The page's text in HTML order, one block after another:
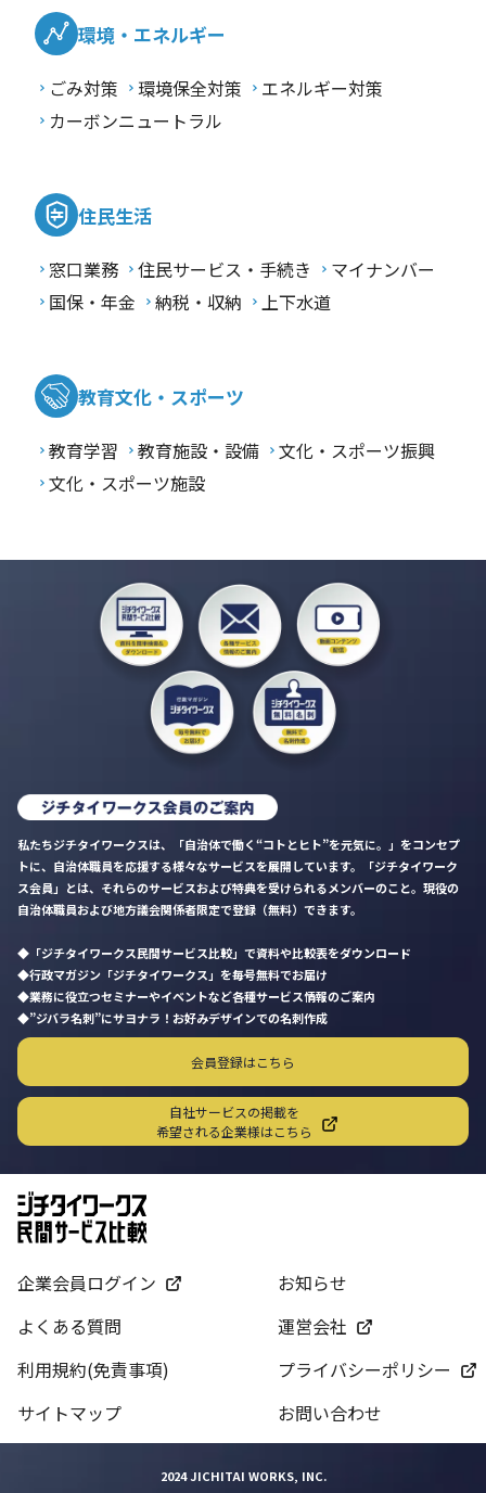
環境・エネルギー
ごみ対策 環境保全対策
エネルギー対策
カーボンニュートラル
住民生活
窓口業務 住民サービス・手続き
マイナンバー
国保・年金
納税・収納 上下水道
教育文化・スポーツ
教育学習 教育施設・設備
文化・スポーツ振興
文化・スポーツ施設
私たちジチタイワークスは、「自治体で働く“コトとヒト”を元気に。」をコンセプ
トに、自治体職員を応援する様々なサービスを展開しています。「ジチタイワーク
ス会員」とは、それらのサービスおよび特典を受けられるメンバーのこと。現役の
自治体職員および地方議会関係者限定で登録（無料）できます。
「ジチタイワークス民間サービス比較」で資料や比較表をダウンロード
行政マガジン「ジチタイワークス」を毎号無料でお届け
業務に役立つセミナーやイベントなど各種サービス情報のご案内
”ジバラ名刺”にサヨナラ！お好みデザインでの名刺作成
会員登録はこちら
自社サービスの掲載を
希望される企業様はこちら
企業会員ログイン
お知らせ
よくある質問
運営会社
利用規約(免責事項)
プライバシーポリシー
サイトマップ
お問い合わせ
2024 JICHITAI WORKS, INC.